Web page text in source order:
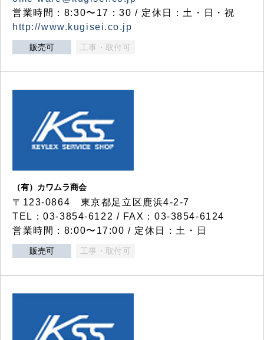
営業時間：8:30〜17：30 / 定休日：土・日・祝
http://www.kugisei.co.jp
販売可 工事・取付可
（有）カワムラ商会
〒123-0864 東京都足立区鹿浜4-2-7
TEL：03-3854-6122 / FAX：03-3854-6124
営業時間：8:00〜17:00 / 定休日：土・日
販売可 工事・取付可